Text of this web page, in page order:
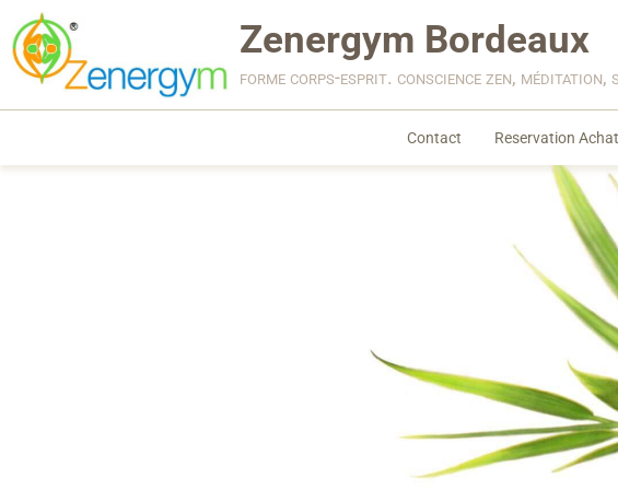
Zenergym Bordeaux
forme corps-esprit. conscience zen,
Contact Reservation Achat